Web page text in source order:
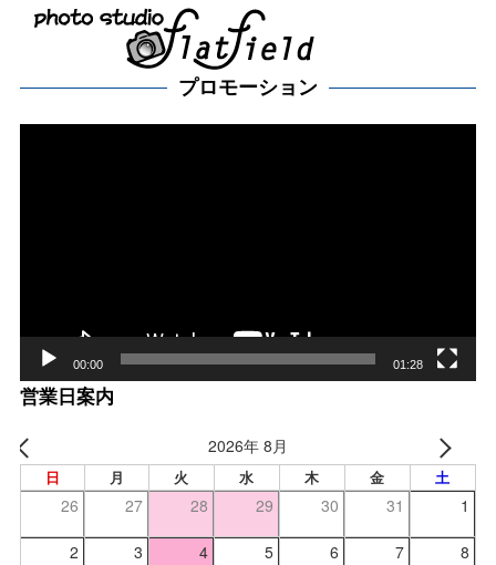
プロモーション
00:00 01:28
営業日案内
2026年 8月
日 月 火 水 木 金 土
26 27 28 29 30 31 1
2 3 4 5 6 7 8